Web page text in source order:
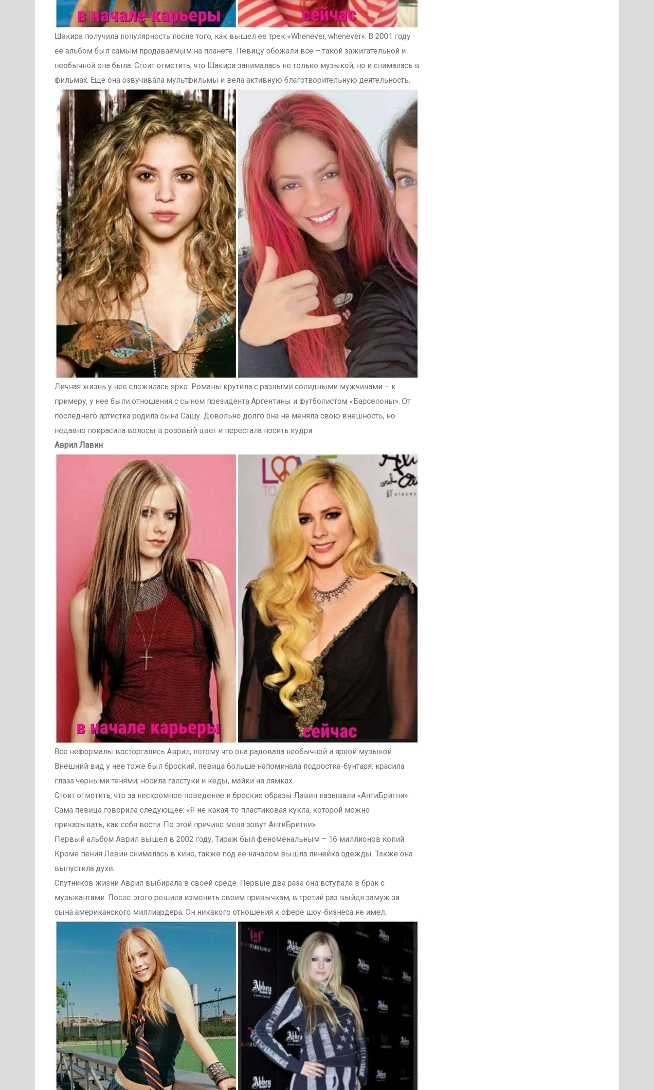
Шакира получила популярность после того, как вышел ее трек «Whenever, whenever». В 2001 году
ее альбом был самым продаваемым на планете. Певицу обожали все – такой зажигательной и
необычной она была. Стоит отметить, что Шакира занималась не только музыкой, но и снималась в
фильмах. Еще она озвучивала мультфильмы и вела активную благотворительную деятельность.
Личная жизнь у нее сложилась ярко. Романы крутила с разными солидными мужчинами – к
примеру, у нее были отношения с сыном президента Аргентины и футболистом «Барселоны». От
последнего артистка родила сына Сашу. Довольно долго она не меняла свою внешность, но
недавно покрасила волосы в розовый цвет и перестала носить кудри.
Аврил Лавин
Все неформалы восторгались Аврил, потому что она радовала необычной и яркой музыкой.
Внешний вид у нее тоже был броский, певица больше напоминала подростка-бунтаря: красила
глаза черными тенями, носила галстуки и кеды, майки на лямках.
Стоит отметить, что за нескромное поведение и броские образы Лавин называли «АнтиБритни».
Сама певица говорила следующее: «Я не какая-то пластиковая кукла, которой можно
приказывать, как себя вести. По этой причине меня зовут АнтиБритни».
Первый альбом Аврил вышел в 2002 году. Тираж был феноменальным – 16 миллионов копий.
Кроме пения Лавин снималась в кино, также под ее началом вышла линейка одежды. Также она
выпустила духи.
Спутников жизни Аврил выбирала в своей среде. Первые два раза она вступала в брак с
музыкантами. После этого решила изменить своим привычкам, в третий раз выйдя замуж за
сына американского миллиардера. Он никакого отношения к сфере шоу-бизнеса не имел.